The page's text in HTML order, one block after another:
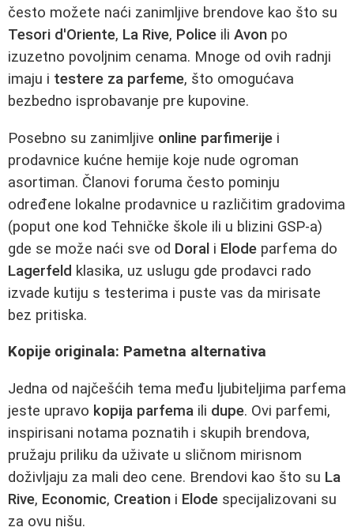
često možete naći zanimljive brendove kao što su
Tesori d'Oriente, La Rive, Police ili Avon po
izuzetno povoljnim cenama. Mnoge od ovih radnji
imaju i testere za parfeme, što omogućava
bezbedno isprobavanje pre kupovine.
Posebno su zanimljive online parfimerije i
prodavnice kućne hemije koje nude ogroman
asortiman. Članovi foruma često pominju
određene lokalne prodavnice u različitim gradovima
(poput one kod Tehničke škole ili u blizini GSP-a)
gde se može naći sve od Doral i Elode parfema do
Lagerfeld klasika, uz uslugu gde prodavci rado
izvade kutiju s testerima i puste vas da mirisate
bez pritiska.
Kopije originala: Pametna alternativa
Jedna od najčešćih tema među ljubiteljima parfema
jeste upravo kopija parfema ili dupe. Ovi parfemi,
inspirisani notama poznatih i skupih brendova,
pružaju priliku da uživate u sličnom mirisnom
doživljaju za mali deo cene. Brendovi kao što su La
Rive, Economic, Creation i Elode specijalizovani su
za ovu nišu.